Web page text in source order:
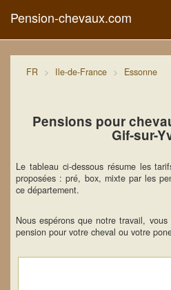
Pension-chevaux.com
FR Ile-de-France Essonne
Pensions pour
Gif-sur-
Le tableau ci-dessous résume les
proposées : pré, box, mixte par les
ce département.
Nous espérons que notre travail,
pension pour votre cheval ou votre